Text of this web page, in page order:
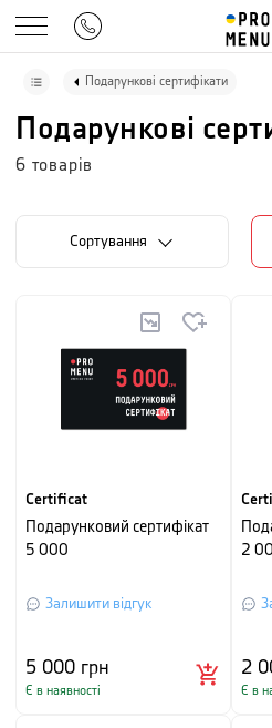
Подарункові сертифікати
Подарункові
6 товарів
Сортування
Certificat
Подарунковий сертифікат
5 000
Залишити відгук
5 000 грн
Є в наявності
2
2
Є в